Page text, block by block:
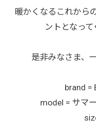
暖かくなるこれから
ントとなって
是非みなさま、
brand =
model = サマ